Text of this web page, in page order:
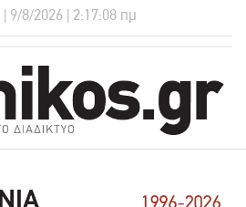
| 9/8/2026 | 2:17:09 πμ